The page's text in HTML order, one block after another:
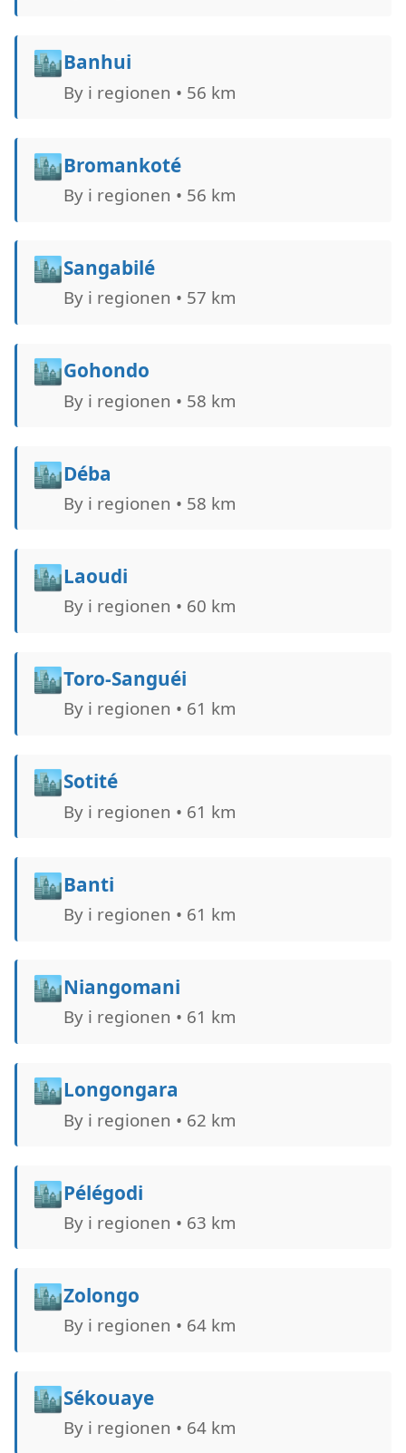
🏙️Banhui
By i regionen • 56 km
🏙️Bromankoté
By i regionen • 56 km
🏙️Sangabilé
By i regionen • 57 km
🏙️Gohondo
By i regionen • 58 km
🏙️Déba
By i regionen • 58 km
🏙️Laoudi
By i regionen • 60 km
🏙️Toro-Sanguéi
By i regionen • 61 km
🏙️Sotité
By i regionen • 61 km
🏙️Banti
By i regionen • 61 km
🏙️Niangomani
By i regionen • 61 km
🏙️Longongara
By i regionen • 62 km
🏙️Pélégodi
By i regionen • 63 km
🏙️Zolongo
By i regionen • 64 km
🏙️Sékouaye
By i regionen • 64 km